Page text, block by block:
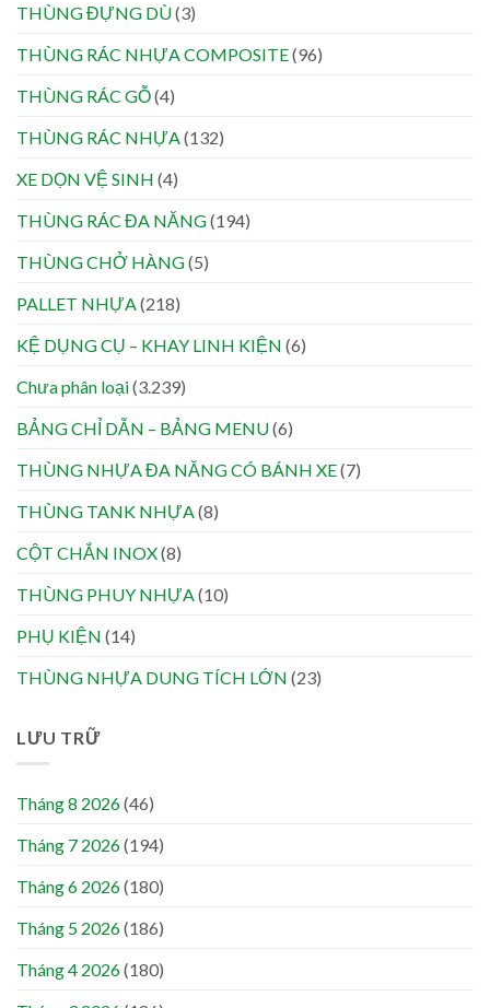
THÙNG ĐỰNG DÙ(3)
THÙNG RÁC NHỰA COMPOSITE(96)
THÙNG RÁC GỖ(4)
THÙNG RÁC NHỰA (132)
XE DỌN VỆ SINH (4)
THÙNG RÁC ĐA NĂNG(194)
THÙNG CHỞ HÀNG(5)
PALLET NHỰA (218)
KỆ DỤNG CỤ – KHAY LINH KIỆN (6)
Chưa phân loại(3.239)
BẢNG CHỈ DẪN – BẢNG MENU(6)
THÙNG NHỰA ĐA NĂNG CÓ BÁNH XE(7)
THÙNG TANK NHỰA (8)
CỘT CHẮN INOX(8)
THÙNG PHUY NHỰA (10)
PHỤ KIỆN (14)
THÙNG NHỰA DUNG TÍCH LỚN (23)
LƯU TRỮ
Tháng 8 2026(46)
Tháng 7 2026(194)
Tháng 6 2026(180)
Tháng 5 2026(186)
Tháng 4 2026(180)